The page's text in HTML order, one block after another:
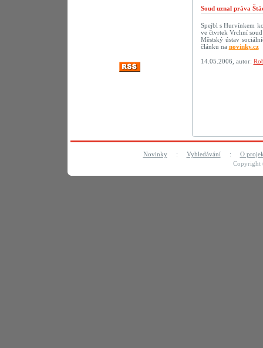
Soud uznal práva
Spejbl s Hurvínkem
ve čtvrtek Vrchní
Městský ústav
článku na novinky.cz
14.05.2006, autor:
Novinky: Vyhledávání: O
Copyright